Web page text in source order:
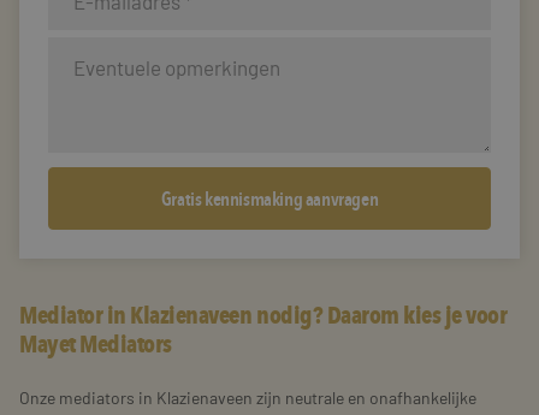
Mediator in Klazienaveen nodig? Daarom kies je voor
Mayet Mediators
Onze mediators in Klazienaveen zijn neutrale en onafhankelijke